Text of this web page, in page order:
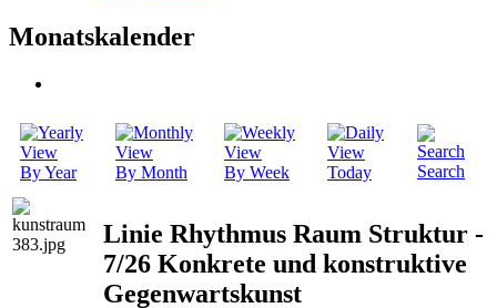
Monatskalender
By Year By Month By Week Today Search
Linie Rhythmus Raum Struktur -
7/26 Konkrete und konstruktive
Gegenwartskunst